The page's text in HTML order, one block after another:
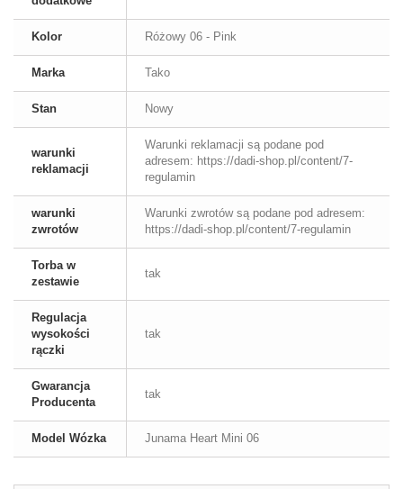
Kolor Różowy 06 - Pink
Marka Tako
Stan Nowy
warunki
reklamacji
Warunki reklamacji są podane pod
adresem: https://dadi-shop.pl/content/7-
regulamin
warunki
zwrotów
Warunki zwrotów są podane pod adresem:
https://dadi-shop.pl/content/7-regulamin
Torba w
zestawie
tak
Regulacja
wysokości
rączki
tak
Gwarancja
Producenta
tak
Model Wózka Junama Heart Mini 06